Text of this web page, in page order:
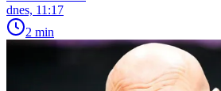
dnes, 11:17
2 min